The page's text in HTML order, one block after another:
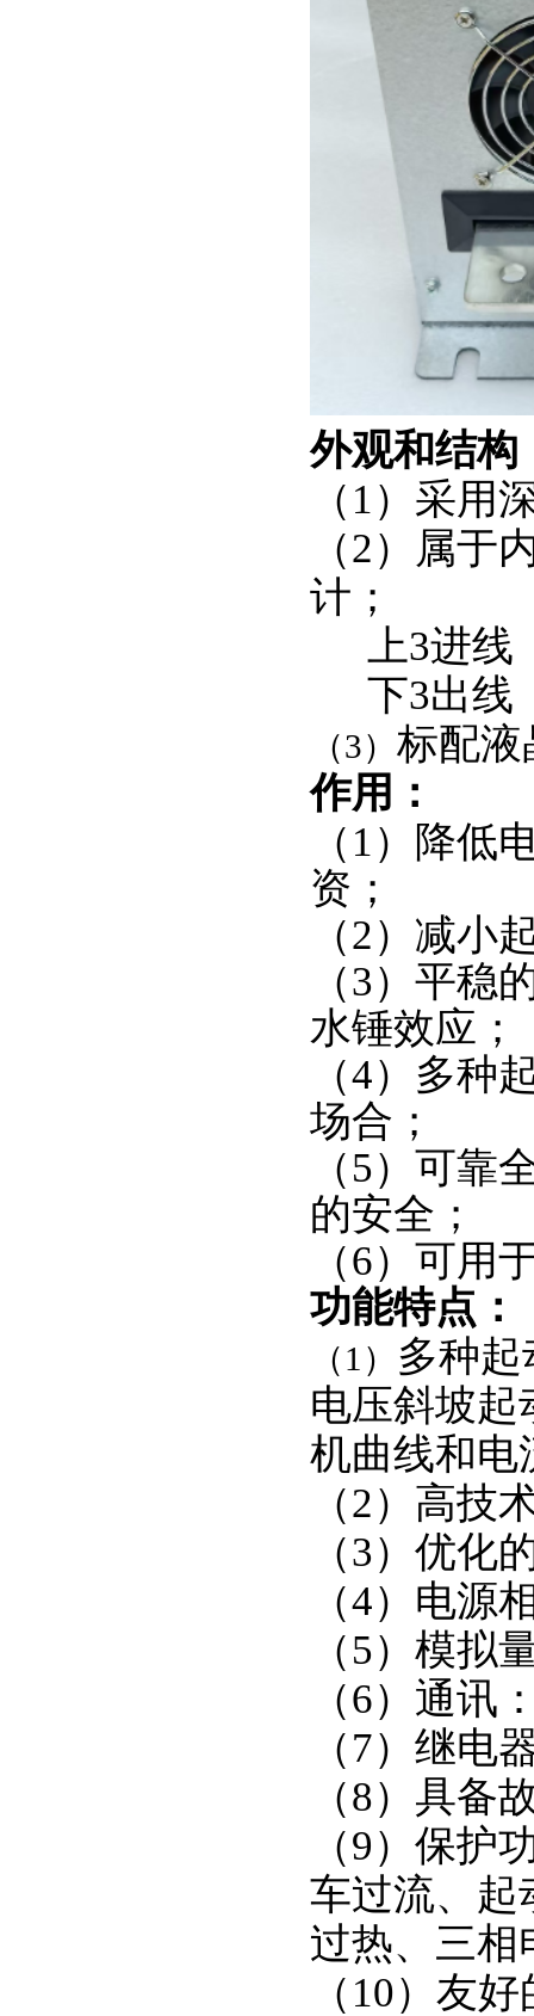
外观和结构
（1）采用
（2）属于
计；
上3进
下3出线
（3） 标配液
作用：
（1）降低
资；
（2）减小
（3）平稳
水锤效应；
（4）多种
场合；
（5）可靠
的安全；
（6）可用
功能特点：
（1） 多种
电压斜坡起
机曲线和电
（2）高技
（3）优化
（4）电源
（5）模拟
（6）通讯
（7）继电
（8）具备
（9）保护
车过流、起
过热、三相
（10）友